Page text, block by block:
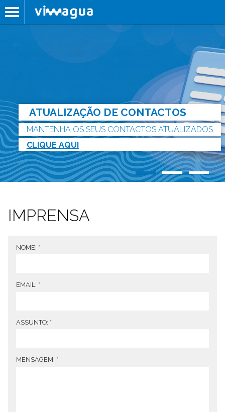
ATUALIZAÇÃO DE CONTACTOS
MANTENHA OS SEUS CONTACTOS ATUALIZADOS
CLIQUE AQUI
IMPRENSA
NOME: *
EMAIL: *
ASSUNTO: *
MENSAGEM: *